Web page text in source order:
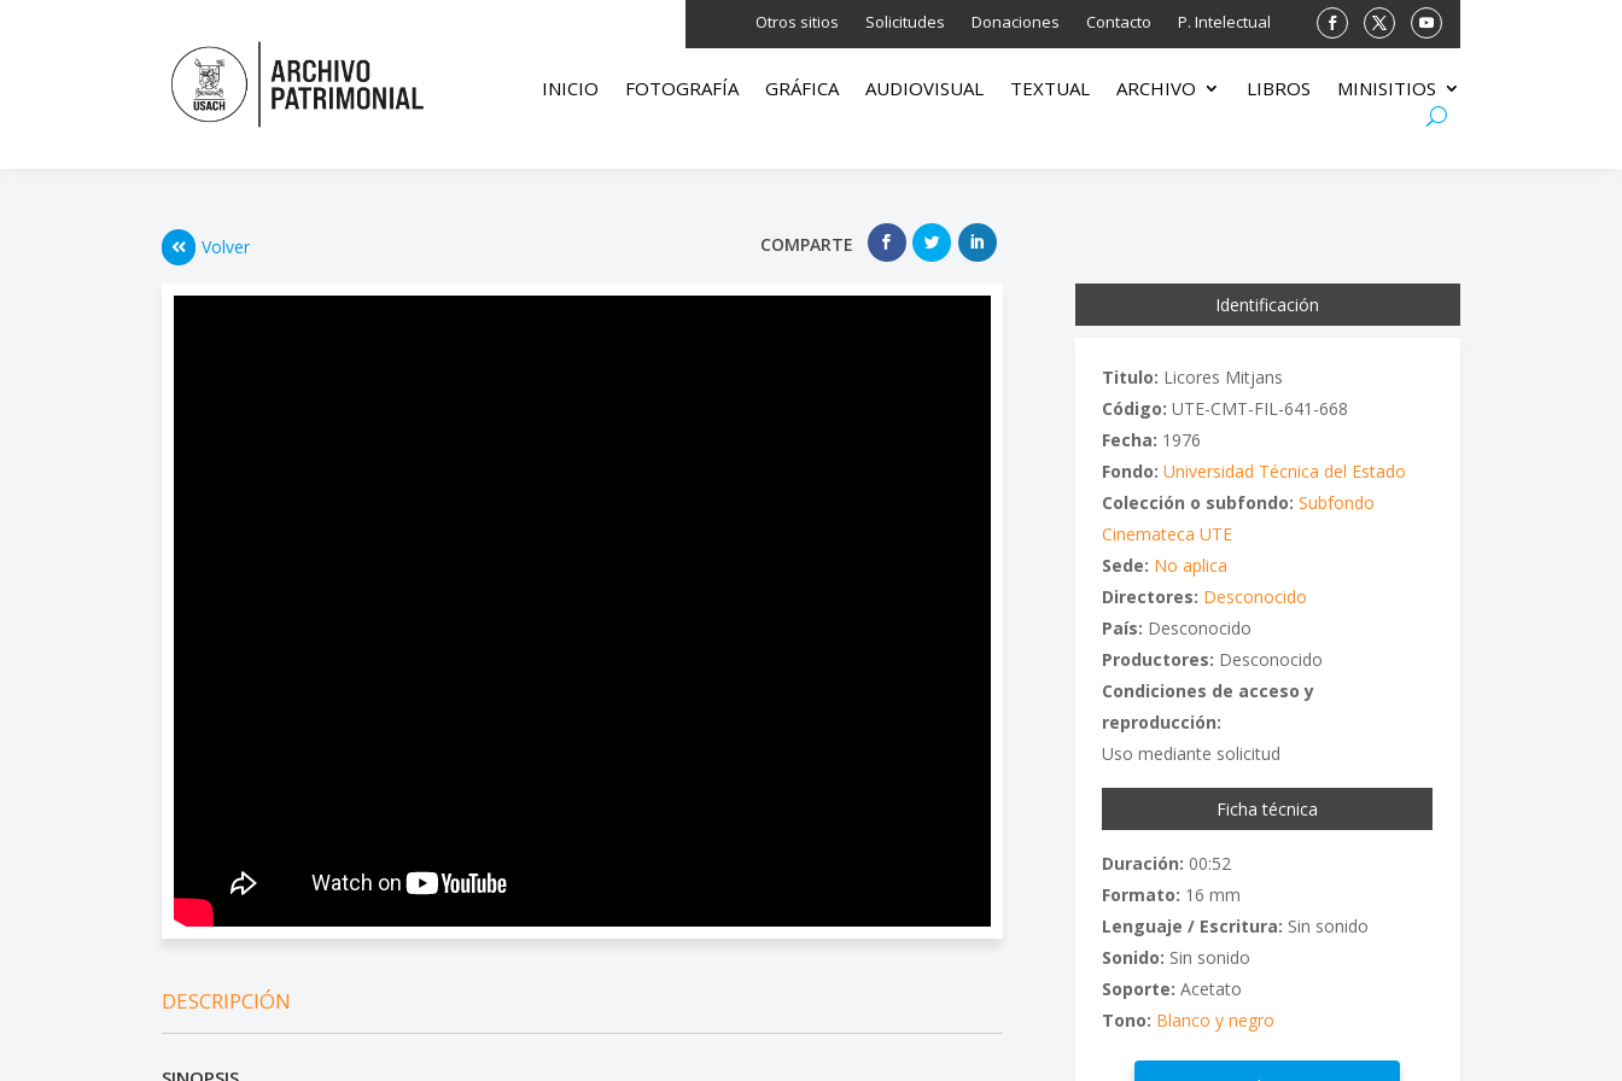
Otros sitios Solicitudes Donaciones Contacto P. Intelectual
INICIO FOTOGRAFÍA GRÁFICA AUDIOVISUAL TEXTUAL ARCHIVO LIBROS MINISITIOS
Volver COMPARTE
DESCRIPCIÓN
Identificación
Titulo: Licores Mitjans
Código: UTE-CMT-FIL-641-668
Fecha: 1976
Fondo: Universidad Técnica del Estado
Colección o subfondo: Subfondo
Cinemateca UTE
Sede: No aplica
Directores: Desconocido
País: Desconocido
Productores: Desconocido
Condiciones de acceso y
reproducción:
Uso mediante solicitud
Ficha técnica
Duración: 00:52
Formato: 16 mm
Lenguaje / Escritura: Sin sonido
Sonido: Sin sonido
Soporte: Acetato
Tono: Blanco y negro